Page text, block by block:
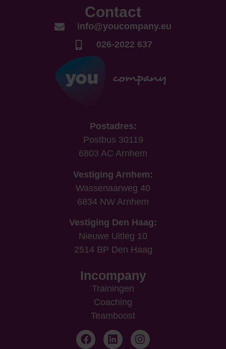
Contact
info@youcompany.eu
026-2022 637
Postadres:
Postbus 30119
6803 AC Arnhem
Vestiging Arnhem:
Wassenaarweg 40
6834 NW Arnhem
Vestiging Den Haag:
Nieuwe Uitleg 10
2514 BP Den Haag
Incompany
Trainingen
Coaching
Teamboost